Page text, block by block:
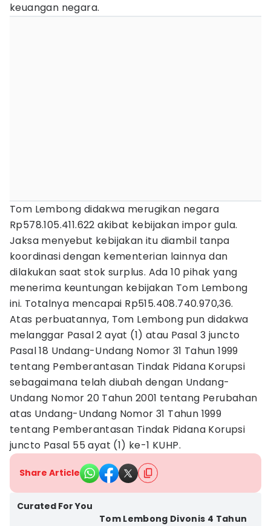
keuangan negara.
Tom Lembong didakwa merugikan negara
Rp578.105.411.622 akibat kebijakan impor gula.
Jaksa menyebut kebijakan itu diambil tanpa
koordinasi dengan kementerian lainnya dan
dilakukan saat stok surplus. Ada 10 pihak yang
menerima keuntungan kebijakan Tom Lembong
ini. Totalnya mencapai Rp515.408.740.970,36.
Atas perbuatannya, Tom Lembong pun didakwa
melanggar Pasal 2 ayat (1) atau Pasal 3 juncto
Pasal 18 Undang-Undang Nomor 31 Tahun 1999
tentang Pemberantasan Tindak Pidana Korupsi
sebagaimana telah diubah dengan Undang-
Undang Nomor 20 Tahun 2001 tentang Perubahan
atas Undang-Undang Nomor 31 Tahun 1999
tentang Pemberantasan Tindak Pidana Korupsi
juncto Pasal 55 ayat (1) ke-1 KUHP.
Share Article
Curated For You
Tom Lembong Divonis 4 Tahun